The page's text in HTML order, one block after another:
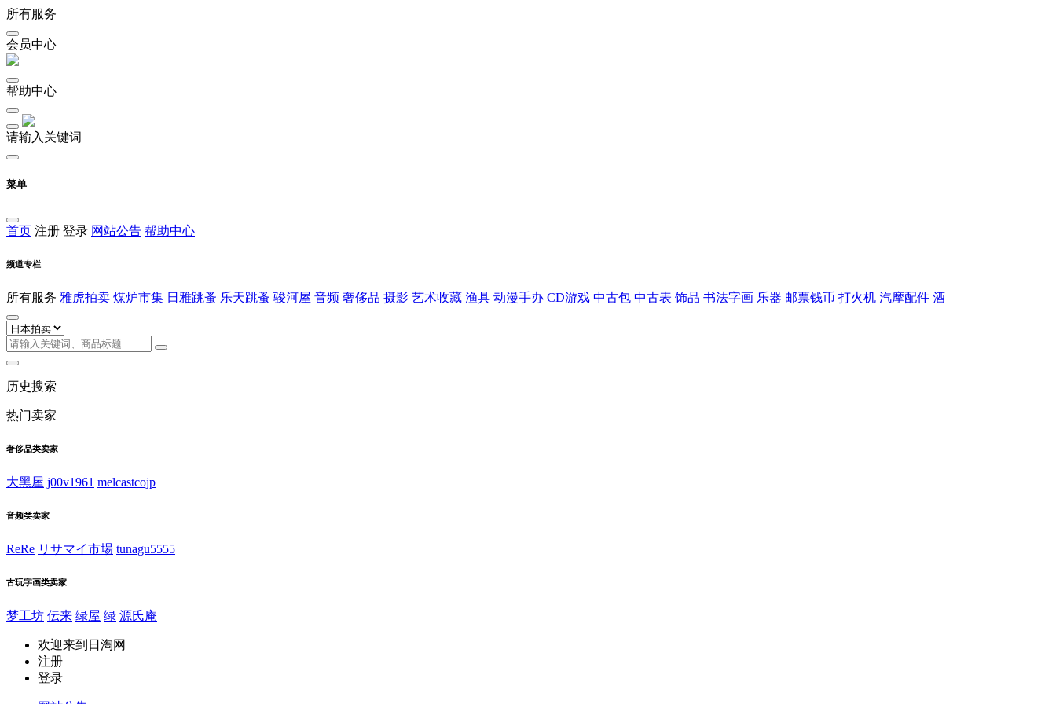
所有服务
会员中心
帮助中心
请输入关键词
菜单
首页 注册 登录 网站公告 帮助中心
频道专栏
所有服务 雅虎拍卖 煤炉市集 日雅跳蚤 乐天跳蚤 骏河屋 音频 奢侈品 摄影 艺术收藏 渔具 动漫手办 CD游戏 中古包 中古表 饰品 书法字画 乐器 邮票钱币 打火机 汽摩配件 酒
历史搜索
热门卖家
奢侈品类卖家
大黑屋 j00v1961 melcastcojp
音频类卖家
ReRe リサマイ市場 tunagu5555
古玩字画类卖家
梦工坊 伝来 绿屋 绿 源氏庵
欢迎来到日淘网
注册
登录